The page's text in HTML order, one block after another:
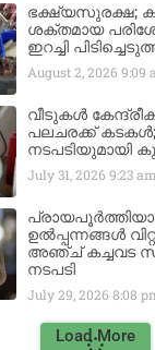
ഭക്ഷ്യസുരക്ഷ;
ശക്തമായ
ഇറച്ചി
August 2, 20269:09
വീടുകൾ
പലചരക്ക്
നടപടിയുമായി
July 31, 20269:23 am
ഉൽപ്പന്നങ്ങൾ
അഞ്ച് കച്ചവട
നടപടി
July 29, 20268:08
Load More